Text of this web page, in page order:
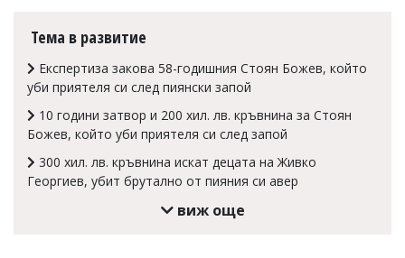
читателите
редакцията
носи
отговорност
Тема в развитие
Експертиза закова 58-годишния Стоян Божев, който
уби приятеля си след пиянски запой
10 години затвор и 200 хил. лв. кръвнина за Стоян
Божев, който уби приятеля си след запой
300 хил. лв. кръвнина искат децата на Живко
Георгиев, убит брутално от пияния си авер
виж още